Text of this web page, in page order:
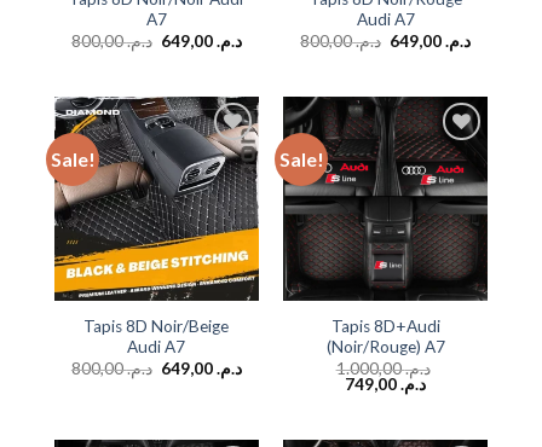
A7
د.م.800,00 د.م.649,00
Audi A7
د.م.800,00 د.م.649,00
Sale!
Add to
wishlist
Tapis 8D Noir/Beige
Audi A7
د.م.800,00 د.م.649,00
Sale!
Add to
wishlist
Tapis 8D+Audi
(Noir/Rouge) A7
د.م.1.000,00
د.م.749,00